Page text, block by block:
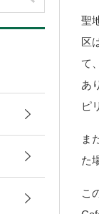
聖
区
て
あ
ピ
ま
た
こ